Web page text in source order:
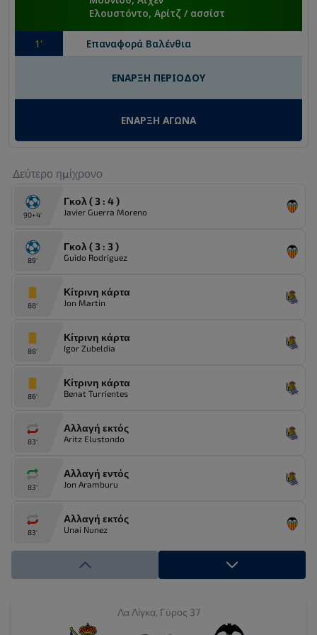
Ελουστόντο, Αρίτζ / ασσίστ
1 ' Επαναφορά Βαλένθια
ΕΝΑΡΞΗ ΠΕΡΙΟΔΟΥ
ΕΝΑΡΞΗ ΑΓΩΝΑ
Δεύτερο ημίχρονο
90+4'
Γκολ ( 3 : 4 )
Javier Guerra Moreno
89'
Γκολ ( 3 : 3 )
Guido Rodriguez
88'
Κίτρινη κάρτα
Jon Martin
88'
Κίτρινη κάρτα
Igor Zubeldia
86'
Κίτρινη κάρτα
Benat Turrientes
83'
Αλλαγή εκτός
Aritz Elustondo
83'
Αλλαγή εντός
Jon Aramburu
83'
Αλλαγή εκτός
Unai Nunez
83'
Αλλαγή εντός
Αλλαγή εκτός
Orri Oskarsson
Λα Λίγκα, Γύρος 37